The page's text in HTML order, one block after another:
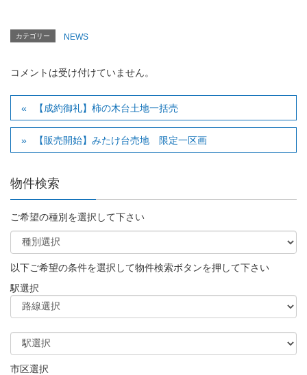
カテゴリー NEWS
コメントは受け付けていません。
【成約御礼】柿の木台土地一括売
【販売開始】みたけ台売地 限定一区画
物件検索
ご希望の種別を選択して下さい
以下ご希望の条件を選択して物件検索ボタンを押して下さい
駅選択
市区選択